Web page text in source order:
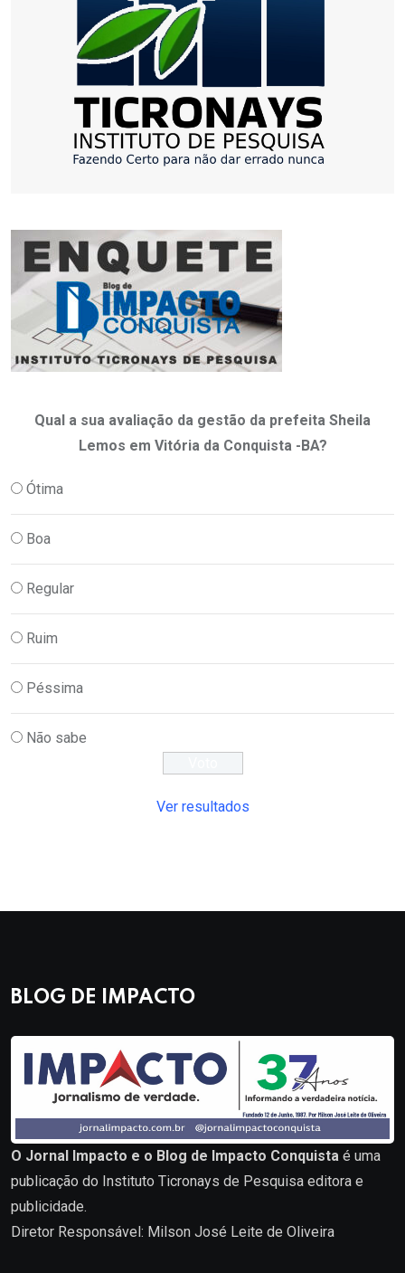
Qual a sua avaliação da gestão da prefeita Sheila
Lemos em Vitória da Conquista -BA?
Ótima
Boa
Regular
Ruim
Péssima
Não sabe
Ver resultados
BLOG DE IMPACTO
O Jornal Impacto e o Blog de Impacto Conquista é uma
publicação do Instituto Ticronays de Pesquisa editora e
publicidade.
Diretor Responsável: Milson José Leite de Oliveira